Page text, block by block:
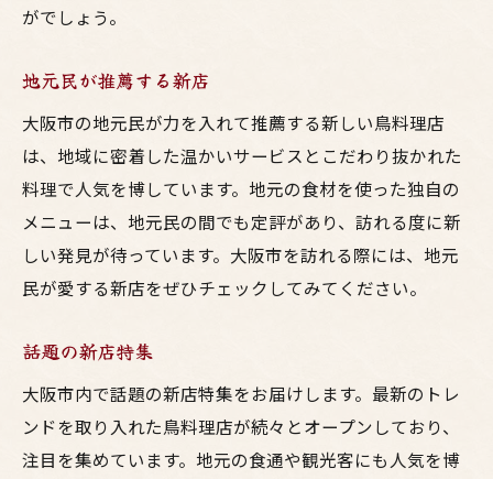
がでしょう。
地元民が推薦する新店
大阪市の地元民が力を入れて推薦する新しい鳥料理店
は、地域に密着した温かいサービスとこだわり抜かれた
料理で人気を博しています。地元の食材を使った独自の
メニューは、地元民の間でも定評があり、訪れる度に新
しい発見が待っています。大阪市を訪れる際には、地元
民が愛する新店をぜひチェックしてみてください。
話題の新店特集
大阪市内で話題の新店特集をお届けします。最新のトレ
ンドを取り入れた鳥料理店が続々とオープンしており、
注目を集めています。地元の食通や観光客にも人気を博